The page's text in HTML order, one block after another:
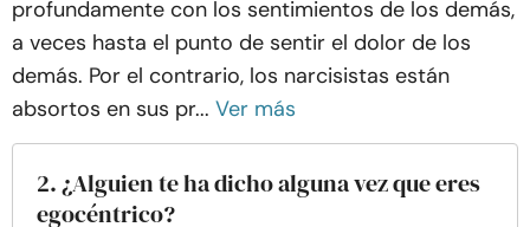
profundamente con los sentimientos de los demás,
a veces hasta el punto de sentir el dolor de los
demás. Por el contrario, los narcisistas están
absortos en sus pr... Ver más
2. ¿Alguien te ha dicho alguna vez que eres
egocéntrico?